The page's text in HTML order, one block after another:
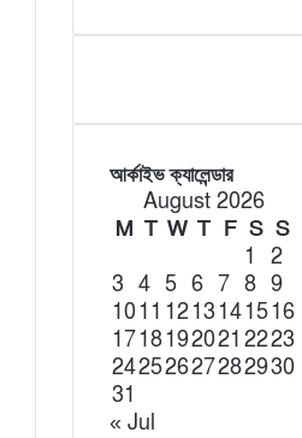
আর্কাইভ ক্যালেন্ডার
August 2026
M T W T F S S
1
2
3 4 5 6 7 8 9
1011 1213141516
1718192021 2223
24252627282930
31
« Jul